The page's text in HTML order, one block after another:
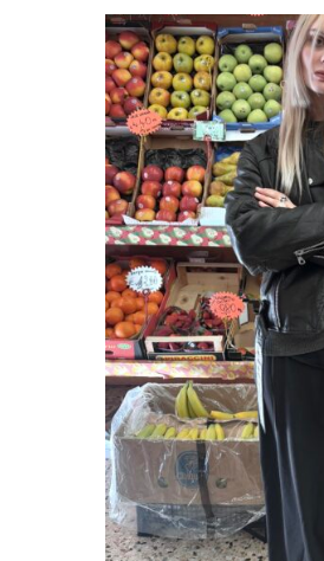
LE BAULETTO DE
LA GÉOMÉTRIE
by